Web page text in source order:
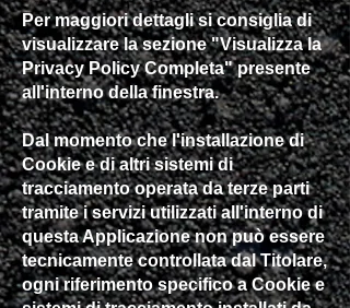
Per maggiori dettagli si consiglia di
visualizzare la sezione "Visualizza la
Privacy Policy Completa" presente
all'interno della finestra.
Dal momento che l'installazione di
Cookie e di altri sistemi di
tracciamento operata da terze parti
tramite i servizi utilizzati all'interno di
questa Applicazione non può essere
tecnicamente controllata dal Titolare,
ogni riferimento specifico a Cookie e